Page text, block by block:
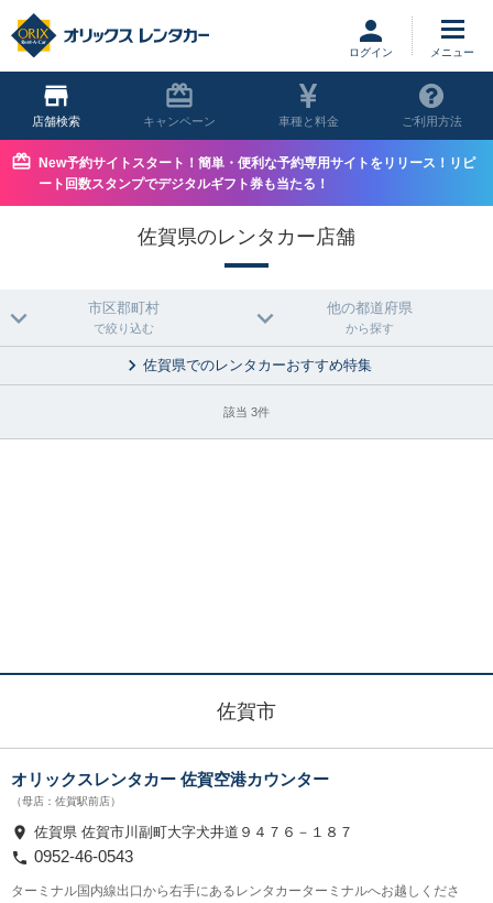
ログイン
店舗 キャンペーン 車種と料金 ご利用方法
New予約サイトスタート！簡単・便利な予約専用サイトをリリース！リピ
ート回数スタンプでデジタルギフト券も当たる！
佐賀県のレンタカー店舗
市区郡町村
で絞り込む
他の都道府県
から探す
佐賀県でのレンタカーおすすめ特集
該当 3件
佐賀市
オリックスレンタカー 佐賀空港カウンター
（母店：佐賀駅前店）
佐賀県 佐賀市川副町大字犬井道９４７６－１８７
0952-46-0543
ターミナル国内線出口から右手にあるレンタカーターミナルへお越しくださ